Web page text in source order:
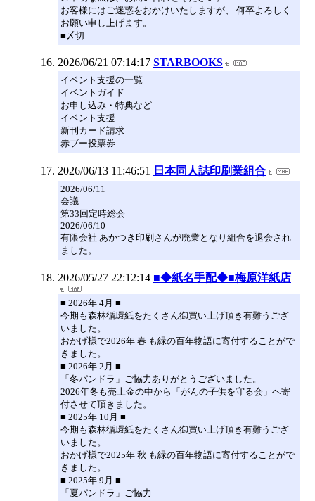
お客様にはご迷惑をおかけいたしますが、 何卒よろしく
お願い申し上げます。
■〆切
2026/06/21 07:14:17 STARBOOKS
イベント支援の一覧
イベントガイド
お申し込み・特典など
イベント支援
新刊カード請求
赤ブー投票券
2026/06/13 11:46:51 日本同人誌印刷業組合
2026/06/11
会議
第33回定時総会
2026/06/10
有限会社 あかつき印刷さんが廃業となり組合を退会され
ました。
2026/05/27 22:12:14 ■◆紙名手配◆■梅原洋紙店
■ 2026年 4月 ■
今期も森林循環紙をたくさん御買い上げ頂き有難うござ
いました。
おかげ様で2026年 春 も緑の百年物語に寄付することがで
きました。
■ 2026年 2月 ■
「冬パンドラ」ご協力ありがとうございました。
2026年冬も売上金の中から「がんの子供を守る会」ヘ寄
付させて頂きました。
■ 2025年 10月 ■
今期も森林循環紙をたくさん御買い上げ頂き有難うござ
いました。
おかげ様で2025年 秋 も緑の百年物語に寄付することがで
きました。
■ 2025年 9月 ■
「夏パンドラ」ご協力